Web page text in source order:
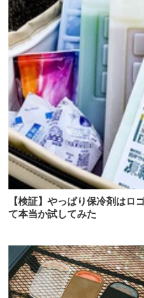
【検証】やっぱり保冷剤はロ
て本当か試してみた